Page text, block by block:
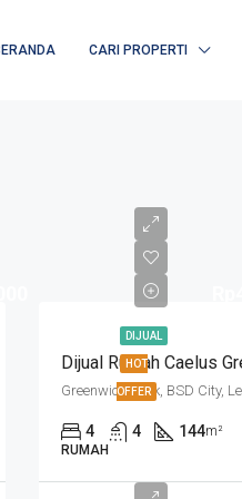
CARI PROPERTI
DIJUAL
HOT
OFFER
4 4 144m²
RUMAH